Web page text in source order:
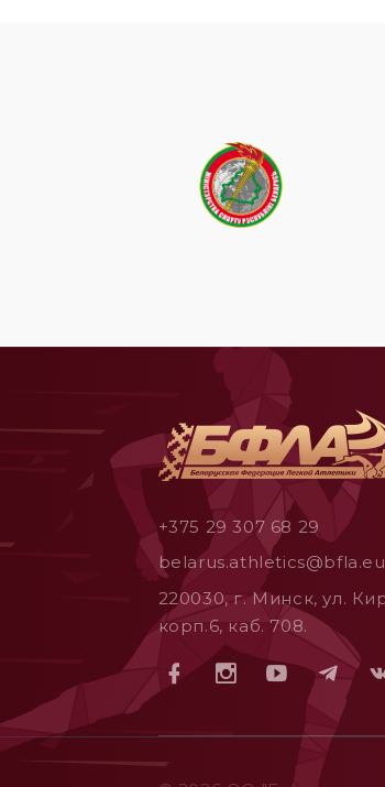
+375 29 307 68 29
belarus.athletics@bfla.eu
220030, г. Минск, ул.
корп.6, каб. 708.